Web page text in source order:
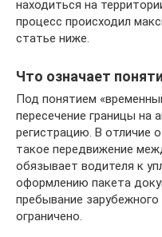
находиться на
процесс происходил
статье ниже.
Что означает
Под понятием
пересечение границы
регистрацию. В отличие
такое передвижение
обязывает водителя к
оформлению пакета
пребывание
ограничено.